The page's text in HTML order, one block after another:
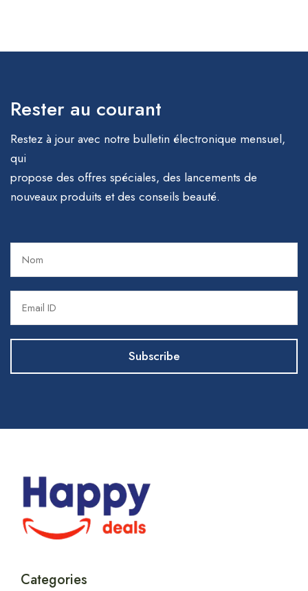
Rester au courant
Restez à jour avec notre bulletin électronique mensuel,
qui
propose des offres spéciales, des lancements de
nouveaux produits et des conseils beauté.
Categories